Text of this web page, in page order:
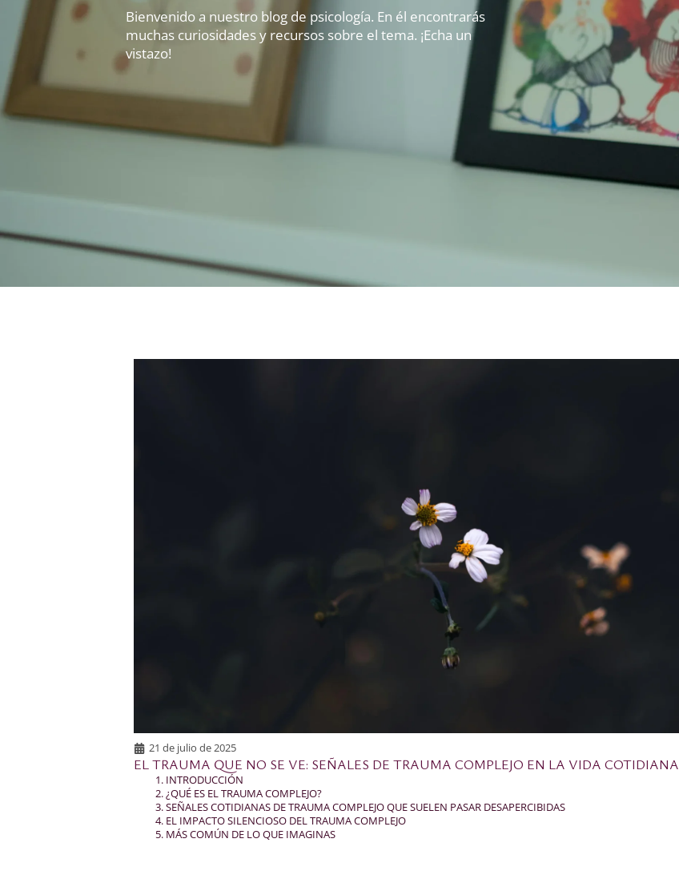
Bienvenido a nuestro blog de psicología. En él encontrarás
muchas curiosidades y recursos sobre el tema. ¡Echa un
vistazo!
21 de julio de 2025
EL TRAUMA QUE NO SE VE: SEÑALES DE TRAUMA COMPLEJO EN LA VIDA COTIDIANA
INTRODUCCIÓN
¿QUÉ ES EL TRAUMA COMPLEJO?
SEÑALES COTIDIANAS DE TRAUMA COMPLEJO QUE SUELEN PASAR DESAPERCIBIDAS
EL IMPACTO SILENCIOSO DEL TRAUMA COMPLEJO
MÁS COMÚN DE LO QUE IMAGINAS